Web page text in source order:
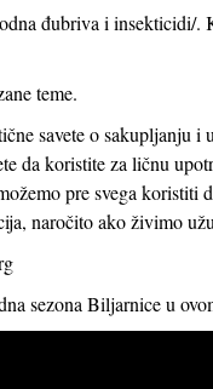
đubriva i insekticidi/.
teme.
savete o sakupljanju
da koristite za ličnu
pre svega koristiti
naročito ako živimo
sezona Biljarnice u